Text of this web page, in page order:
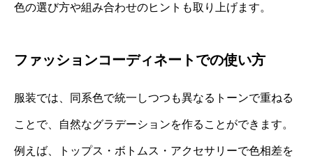
色の選び方や組み合わせのヒントも取り上げます。
ファッションコーディネートでの使い方
服装では、同系色で統一しつつも異なるトーンで重ねる
ことで、自然なグラデーションを作ることができます。
例えば、トップス・ボトムス・アクセサリーで色相差を